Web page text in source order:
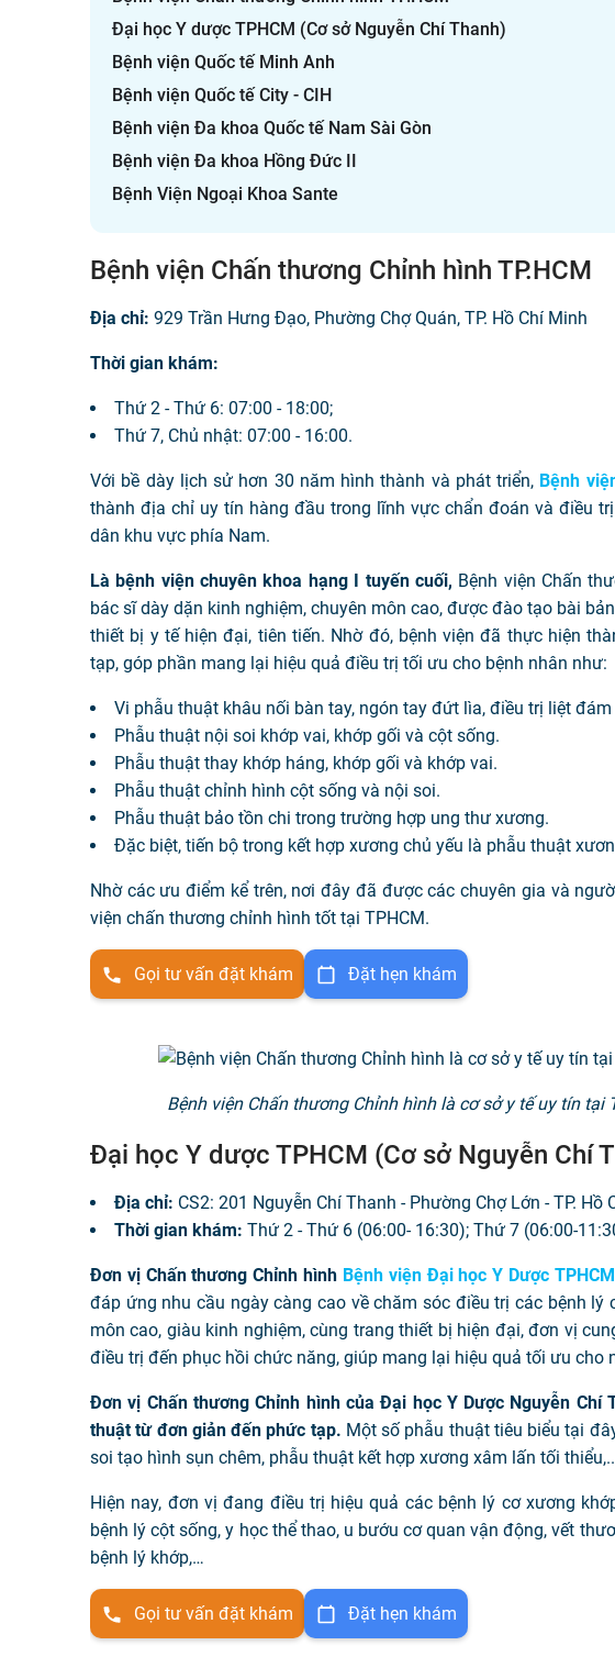
Đại học Y dược TPHCM (Cơ sở Nguyễn Chí Thanh)
Bệnh viện Quốc tế Minh Anh
Bệnh viện Quốc tế City - CIH
Bệnh viện Đa khoa Quốc tế Nam Sài Gòn
Bệnh viện Đa khoa Hồng Đức II
Bệnh Viện Ngoại Khoa Sante
Bệnh viện Chấn thương Chỉnh hình TP.HCM
Địa chỉ: 929 Trần Hưng Đạo, Phường Chợ Quán, TP. Hồ Chí Minh
Thời gian khám:
Thứ 2 - Thứ 6: 07:00 - 18:00;
Thứ 7, Chủ nhật: 07:00 - 16:00.
Với bề dày lịch sử hơn 30 năm hình thành và phát triển, Bệnh
thành địa chỉ uy tín hàng đầu trong lĩnh vực chẩn đoán và điều
dân khu vực phía Nam.
Là bệnh viện chuyên khoa hạng I tuyến cuối, Bệnh viện Chấn
bác sĩ dày dặn kinh nghiệm, chuyên môn cao, được đào tạo bài
thiết bị y tế hiện đại, tiên tiến. Nhờ đó, bệnh viện đã thực hiện
tạp, góp phần mang lại hiệu quả điều trị tối ưu cho bệnh nhân như:
Vi phẫu thuật khâu nối bàn tay, ngón tay đứt lìa, điều trị liệt
Phẫu thuật nội soi khớp vai, khớp gối và cột sống.
Phẫu thuật thay khớp háng, khớp gối và khớp vai.
Phẫu thuật chỉnh hình cột sống và nội soi.
Phẫu thuật bảo tồn chi trong trường hợp ung thư xương.
Đặc biệt, tiến bộ trong kết hợp xương chủ yếu là phẫu thuật
Nhờ các ưu điểm kể trên, nơi đây đã được các chuyên gia và
viện chấn thương chỉnh hình tốt tại TPHCM.
Gọi tư vấn đặt khám Đặt hẹn khám
Bệnh viện Chấn thương Chỉnh hình là cơ sở y tế uy tín tại
Đại học Y dược TPHCM (Cơ sở Nguyễn Chí
Địa chỉ: CS2: 201 Nguyễn Chí Thanh - Phường Chợ Lớn - TP. Hồ
Thời gian khám: Thứ 2 - Thứ 6 (06:00- 16:30); Thứ 7 (06:00-
Đơn vị Chấn thương Chỉnh hình Bệnh viện Đại học Y Dược
đáp ứng nhu cầu ngày càng cao về chăm sóc điều trị các bệnh lý
môn cao, giàu kinh nghiệm, cùng trang thiết bị hiện đại, đơn vị
điều trị đến phục hồi chức năng, giúp mang lại hiệu quả tối ưu cho
Đơn vị Chấn thương Chỉnh hình của Đại học Y Dược Nguyễn
thuật từ đơn giản đến phức tạp. Một số phẫu thuật tiêu biểu tại
soi tạo hình sụn chêm, phẫu thuật kết hợp xương xâm lấn tối
Hiện nay, đơn vị đang điều trị hiệu quả các bệnh lý cơ xương
bệnh lý cột sống, y học thể thao, u bướu cơ quan vận động, vết
bệnh lý khớp,…
Gọi tư vấn đặt khám Đặt hẹn khám